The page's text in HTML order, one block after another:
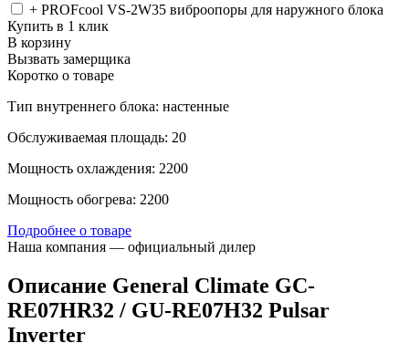
+ PROFcool VS-2W35 виброопоры для наружного блока
Купить в 1 клик
В корзину
Вызвать замерщика
Коротко о товаре
Тип внутреннего блока: настенные
Обслуживаемая площадь: 20
Мощность охлаждения: 2200
Мощность обогрева: 2200
Подробнее о товаре
Наша компания — официальный дилер
Описание General Climate GC-
RE07HR32 / GU-RE07H32 Pulsar
Inverter